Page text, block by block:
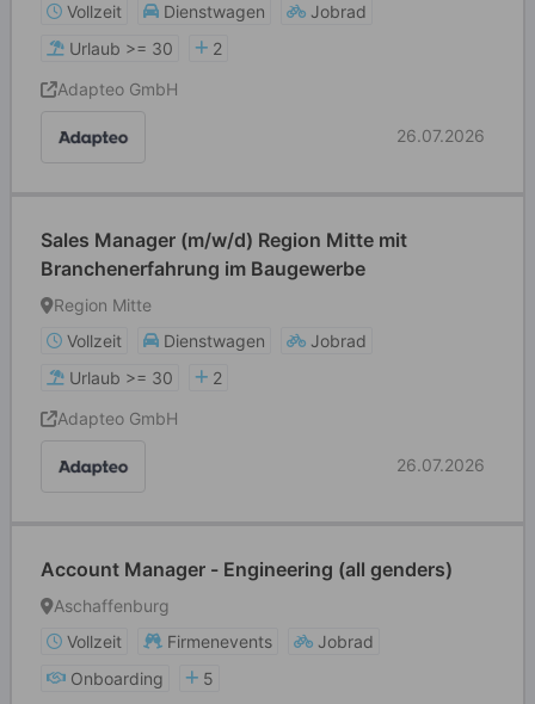
Vollzeit
Dienstwagen
Jobrad
Urlaub >= 30
2
Adapteo GmbH
26.07.2026
Sales Manager (m/w/d) Region Mitte mit
Branchenerfahrung im Baugewerbe
Region Mitte
Vollzeit
Dienstwagen
Jobrad
Urlaub >= 30
2
Adapteo GmbH
26.07.2026
Account Manager - Engineering (all genders)
Aschaffenburg
Vollzeit
Firmenevents
Jobrad
Onboarding
5